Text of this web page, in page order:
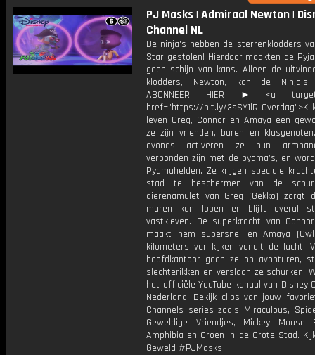
PJ Masks | Admiraal Newton |
Channel NL
De ninja's hebben de sterrenklodders
Star gestolen! Hierdoor maakten de
geen schijn van kans. Alleen de
klodders, Newton, kan de Ninja's
ABONNEER HIER ► <a
href="https://bit.ly/3sSY1lR
leven Greg, Connor en Amaya een
ze zijn vrienden, buren en
avonds activeren ze hun
verbonden zijn met de pyama’s, en
Pyamahelden. Ze krijgen speciale
stad te beschermen van de
dierenamulet van Greg (Gekko) zorgt
muren kan lopen en blijft overal
vastkleven. De superkracht van
maakt hem supersnel en Amaya
kilometers ver kijken vanuit de lucht.
hoofdkantoor gaan ze op avonturen,
slechterikken en verslaan ze schurken.
het officiële YouTube kanaal van Disney
Nederland! Bekijk clips van jouw
Channels series zoals Miraculous,
Geweldige Vriendjes, Mickey Mouse
Amphibia en Groen in de Grote Stad.
Geweld #PJMasks